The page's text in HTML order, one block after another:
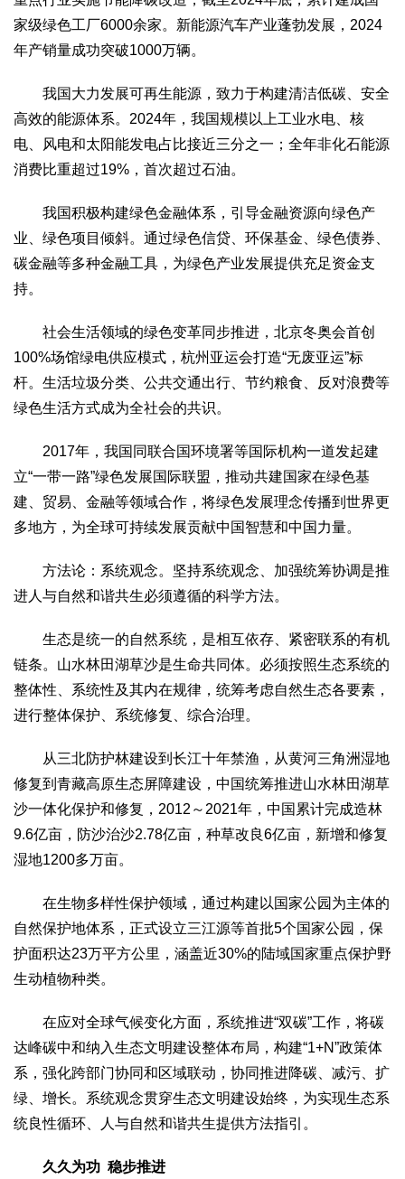
家级绿色工厂6000余家。新能源汽车产业蓬勃发展，2024
年产销量成功突破1000万辆。
我国大力发展可再生能源，致力于构建清洁低碳、安全
高效的能源体系。2024年，我国规模以上工业水电、核
电、风电和太阳能发电占比接近三分之一；全年非化石能源
消费比重超过19%，首次超过石油。
我国积极构建绿色金融体系，引导金融资源向绿色产
业、绿色项目倾斜。通过绿色信贷、环保基金、绿色债券、
碳金融等多种金融工具，为绿色产业发展提供充足资金支
持。
社会生活领域的绿色变革同步推进，北京冬奥会首创
100%场馆绿电供应模式，杭州亚运会打造“无废亚运”标
杆。生活垃圾分类、公共交通出行、节约粮食、反对浪费等
绿色生活方式成为全社会的共识。
2017年，我国同联合国环境署等国际机构一道发起建
立“一带一路”绿色发展国际联盟，推动共建国家在绿色基
建、贸易、金融等领域合作，将绿色发展理念传播到世界更
多地方，为全球可持续发展贡献中国智慧和中国力量。
方法论：系统观念。坚持系统观念、加强统筹协调是推
进人与自然和谐共生必须遵循的科学方法。
生态是统一的自然系统，是相互依存、紧密联系的有机
链条。山水林田湖草沙是生命共同体。必须按照生态系统的
整体性、系统性及其内在规律，统筹考虑自然生态各要素，
进行整体保护、系统修复、综合治理。
从三北防护林建设到长江十年禁渔，从黄河三角洲湿地
修复到青藏高原生态屏障建设，中国统筹推进山水林田湖草
沙一体化保护和修复，2012～2021年，中国累计完成造林
9.6亿亩，防沙治沙2.78亿亩，种草改良6亿亩，新增和修复
湿地1200多万亩。
在生物多样性保护领域，通过构建以国家公园为主体的
自然保护地体系，正式设立三江源等首批5个国家公园，保
护面积达23万平方公里，涵盖近30%的陆域国家重点保护野
生动植物种类。
在应对全球气候变化方面，系统推进“双碳”工作，将碳
达峰碳中和纳入生态文明建设整体布局，构建“1+N”政策体
系，强化跨部门协同和区域联动，协同推进降碳、减污、扩
绿、增长。系统观念贯穿生态文明建设始终，为实现生态系
统良性循环、人与自然和谐共生提供方法指引。
久久为功 稳步推进